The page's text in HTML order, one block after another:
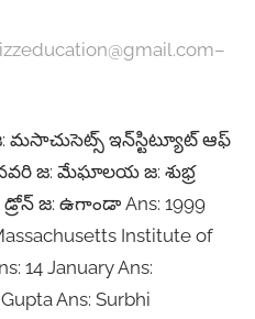
–
మసాచుసెట్స్ ఇన్‌స్టిట్యూట్ ఆఫ్
జ: మేఘాలయ జ: శుభ్ర
జ: ఉగాండా Ans: 1999
Institute of
14 January Ans:
Ans: Surbhi